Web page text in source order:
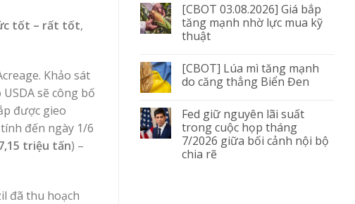
tốt – rất tốt,
Khảo sát
sẽ công bố
được gieo
đến ngày 1/6
triệu tấn) –
đã thu hoạch
[CBOT 03.08.2026] Giá bắp
tăng mạnh nhờ lực mua kỹ
thuật
[CBOT] Lúa mì tăng mạnh
do căng thẳng Biển Đen
Fed giữ nguyên lãi suất
trong cuộc họp tháng
7/2026 giữa bối cảnh nội bộ
chia rẽ